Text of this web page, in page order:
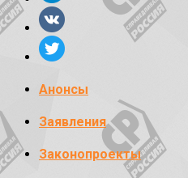
Анонсы
Заявления
Законопроекты